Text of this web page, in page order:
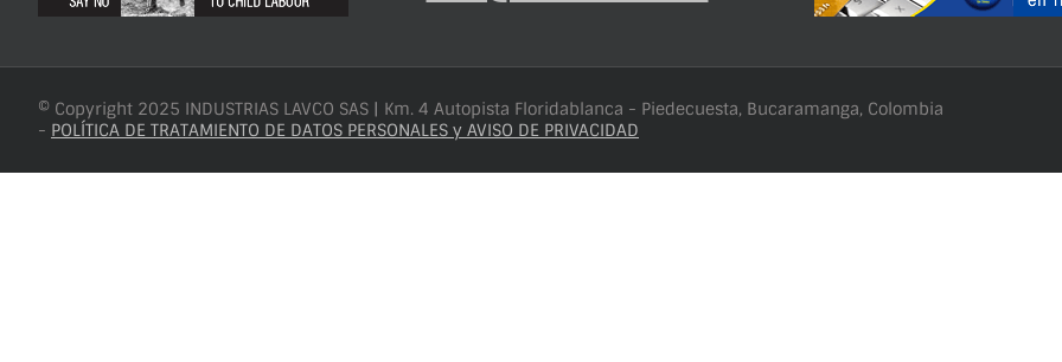
© Copyright 2025 INDUSTRIAS LAVCO SAS | Km. 4 Autopista Floridablanca - Piedecuesta, Bucaramanga, Colombia
- POLÍTICA DE TRATAMIENTO DE DATOS PERSONALES y AVISO DE PRIVACIDAD